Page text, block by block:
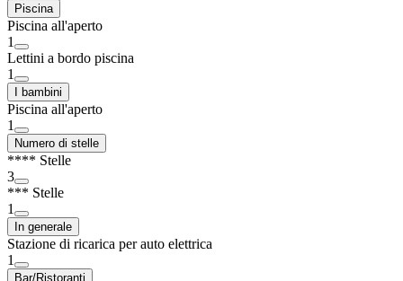
Piscina
Piscina all'aperto
1
Lettini a bordo piscina
1
I bambini
Piscina all'aperto
1
Numero di stelle
**** Stelle
3
*** Stelle
1
In generale
Stazione di ricarica per auto elettrica
1
Bar/Ristoranti